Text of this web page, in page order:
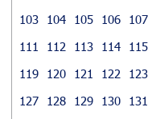
103
104 105 106 107
111
112 113 114 115
119
120 121 122 123
127
128 129 130 131